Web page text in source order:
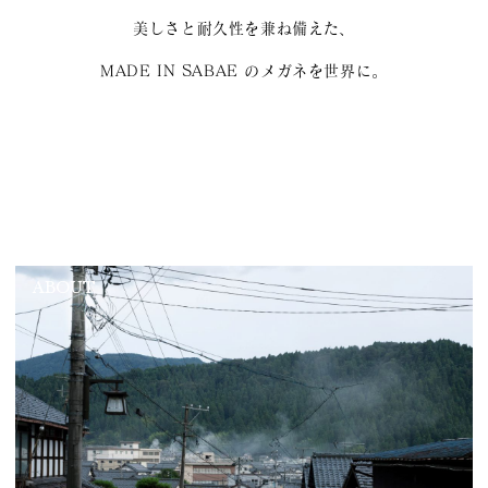
美しさと耐久性を兼ね備えた、
MADE IN SABAE のメガネを世界に。
ABOUT